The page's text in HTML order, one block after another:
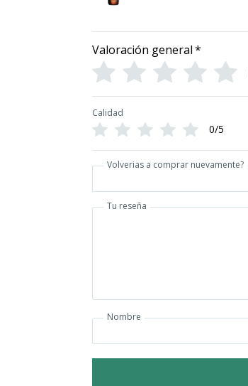
Valoración general*
Calidad
0/5
Volverias a comprar nuevamente?
Tu reseña
Nombre